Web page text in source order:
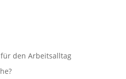
den Arbeitsalltag